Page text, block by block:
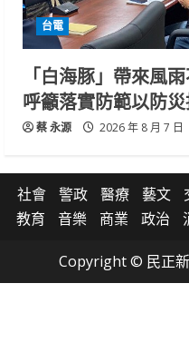
台電
「白海豚」帶來風
呼籲落實防範以防
蔡 永源 2026 年 8 月 7 日
社會 警政 醫療 藝文
教育
音樂 商業 政治
Copyright © 民正